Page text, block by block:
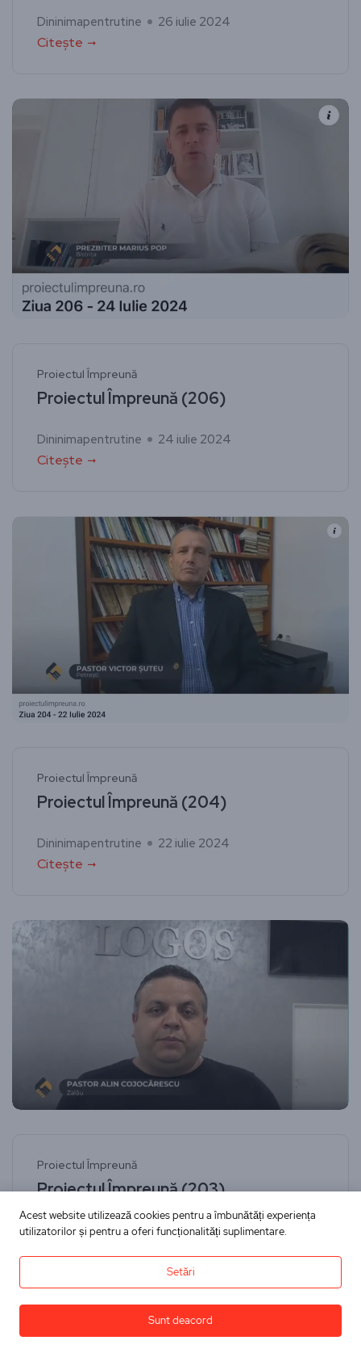
Dininimapentrutine 26 iulie 2024
Citește
Proiectul Împreună
Proiectul Împreună (206)
Dininimapentrutine 24 iulie 2024
Citește
Proiectul Împreună
Proiectul Împreună (204)
Dininimapentrutine 22 iulie 2024
Citește
Proiectul Împreună
Proiectul Împreună (203)
Dininimapentrutine 21 iulie 2024
Acest website utilizează cookies pentru a îmbunătăți experiența
utilizatorilor și pentru a oferi funcționalități suplimentare.
Setări
Sunt deacord